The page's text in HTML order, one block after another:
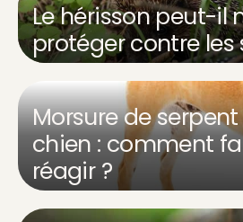
Le hérisson peut-il
protéger contre les
Morsure de serpent
chien : comment
réagir ?